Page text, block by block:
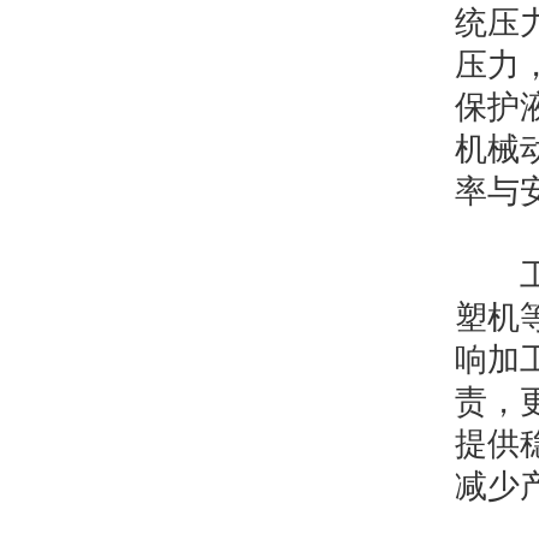
统压
压力
保护
机械
率与
工
塑机
响加
责，
提供
减少